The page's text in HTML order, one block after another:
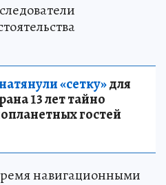
«сетку»для
13 лет тайно
гостей
навигационными